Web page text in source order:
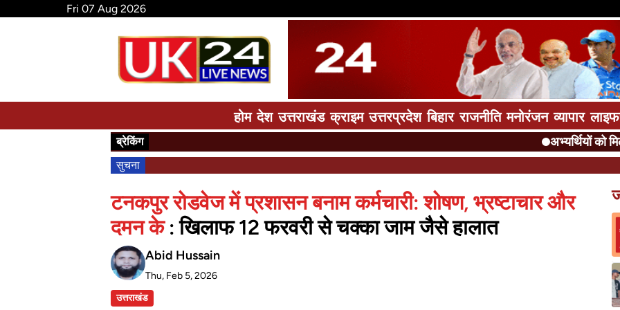
Fri 07 Aug 2026
होम देश उत्तराखंड क्राइम उत्तरप्रदेश बिहार राजनीति मनोरंजन व्यापार
ब्रेकिंग अभ्यर्थियों को मिलेगी
सुचना
टनकपुर रोडवेज में प्रशासन बनाम कर्मचारी: शोषण, भ्रष्टाचार और
दमन के: खिलाफ 12 फरवरी से चक्का जाम जैसे हालात
Abid Hussain
Thu, Feb 5, 2026
उत्तराखंड